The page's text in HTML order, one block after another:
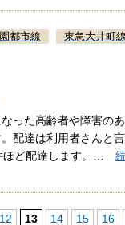
都市線 東急大井町線
った高齢者や障害の
配達は利用者さんと
ほど配達します。…
12 13 14 15 16